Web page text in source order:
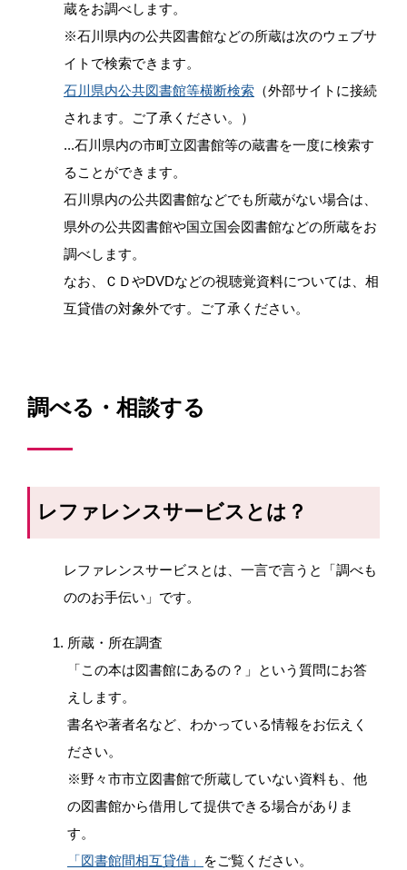
蔵をお調べします。
※石川県内の公共図書館などの所蔵は次のウェブサ
イトで検索できます。
石川県内公共図書館等横断検索 （外部サイトに接続
されます。ご了承ください。）
...石川県内の市町立図書館等の蔵書を一度に検索す
ることができます。
石川県内の公共図書館などでも所蔵がない場合は、
県外の公共図書館や国立国会図書館などの所蔵をお
調べします。
なお、ＣＤやDVDなどの視聴覚資料については、相
互貸借の対象外です。ご了承ください。
調べる・相談する
レファレンスサービスとは？
レファレンスサービスとは、一言で言うと「調べも
ののお手伝い」です。
所蔵・所在調査
「この本は図書館にあるの？」という質問にお答
えします。
書名や著者名など、わかっている情報をお伝えく
ださい。
※野々市市立図書館で所蔵していない資料も、他
の図書館から借用して提供できる場合がありま
す。
「図書館間相互貸借」
をご覧ください。